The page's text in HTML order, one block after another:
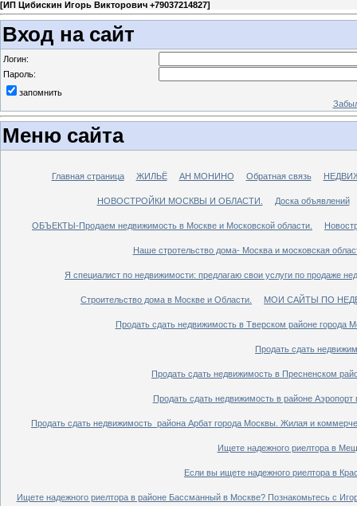
[ИП Цибискин Игорь Викторович +79037214827]
Вход на сайт
Логин:
Пароль:
запомнить
Меню сайта
Главная страница ЖИЛЬЁ АН МОНИНО Обратная связь
НОВОСТРОЙКИ МОСКВЫ И ОБЛАСТИ. Доска объявлений
ОБЪЕКТЫ-Продаем недвижимость в Москве и Московской области.
Наше стротельство дома- Москва и московская
Я специалист по недвижимости: предлагаю свои услуги по продаже
Строительство дома в Москве и Области. МОИ САЙТЫ ПО
Продать сдать недвижимость в Тверском районе города
Продать сдать
Продать сдать недвижимость в Пресненском
Продать сдать недвижимость в районе
Продать сдать недвижимость района Арбат города Москвы. Жилая и
Ищете надежного риелтора в
Если вы ищете надежного риелтора в
Ищете надежного риелтора в районе Бассманный в Москве? Познакомьтесь с